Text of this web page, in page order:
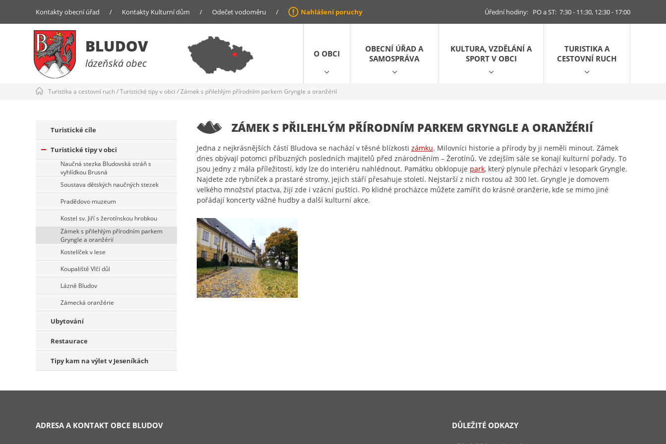
Kontakty obecní úřad / Kontakty Kulturní dům / Odečet vodoměru / Nahlášení poruchy Úřední hodiny: PO a ST: 7:30 - 11:30, 12:30 - 17:00
BLUDOV
lázeňská obec
O OBCI
OBECNÍ ÚŘAD A
SAMOSPRÁVA
KULTURA, VZDĚLÁNÍ A
SPORT V OBCI
TURISTIKA A
CESTOVNÍ RUCH
Turistika a cestovní ruch/Turistické tipy v obci /Zámek s přilehlým přírodním parkem Gryngle a oranžérií
Turistické cíle
Turistické tipy v obci
Naučná stezka Bludovská stráň s
vyhlídkou Brusná
Soustava dětských naučných stezek
Pradědovo muzeum
Kostel sv. Jiří s žerotínskou hrobkou
Zámek s přilehlým přírodním parkem
Gryngle a oranžérií
Kostelíček v lese
Koupaliště Vlčí důl
Lázně Bludov
Zámecká oranžérie
Ubytování
Restaurace
Tipy kam na výlet v Jeseníkách
ZÁMEK S PŘILEHLÝM PŘÍRODNÍM PARKEM GRYNGLE A ORANŽÉRIÍ
Jedna z nejkrásnějších částí Bludova se nachází v těsné blízkosti zámku. Milovníci historie a přírody by ji neměli minout. Zámek
dnes obývají potomci příbuzných posledních majitelů před znárodněním – Žerotínů. Ve zdejším sále se konají kulturní pořady. To
jsou jedny z mála příležitostí, kdy lze do interiéru nahlédnout. Památku obklopuje park, který plynule přechází v lesopark Gryngle.
Najdete zde rybníček a prastaré stromy, jejich stáří přesahuje století. Nejstarší z nich rostou až 300 let. Gryngle je domovem
velkého množství ptactva, žijí zde i vzácní puštíci. Po klidné procházce můžete zamířit do krásné oranžerie, kde se mimo jiné
pořádají koncerty vážné hudby a další kulturní akce.
ADRESA A KONTAKT OBCE BLUDOV DŮLEŽITÉ ODKAZY